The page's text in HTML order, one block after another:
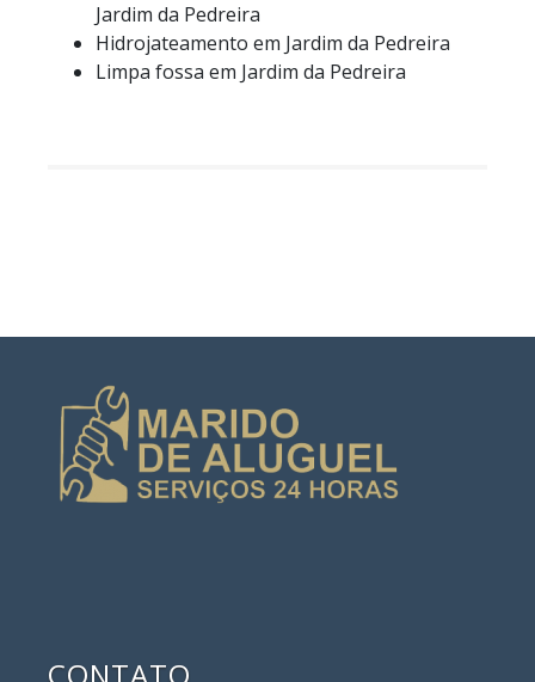
Jardim da Pedreira
Hidrojateamento em Jardim da Pedreira
Limpa fossa em Jardim da Pedreira